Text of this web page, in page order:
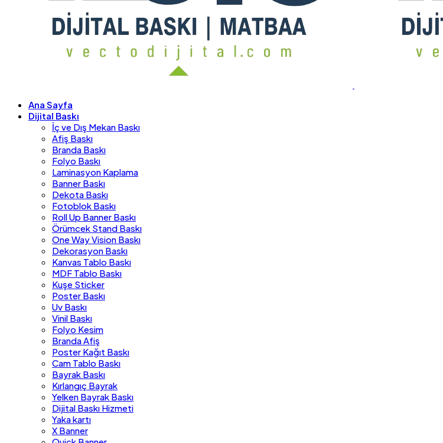
Ana Sayfa
Dijital Baskı
İç ve Dış Mekan Baskı
Afiş Baskı
Branda Baskı
Folyo Baskı
Laminasyon Kaplama
Banner Baskı
Dekota Baskı
Fotoblok Baskı
Roll Up Banner Baskı
Örümcek Stand Baskı
One Way Vision Baskı
Dekorasyon Baskı
Kanvas Tablo Baskı
MDF Tablo Baskı
Kuşe Sticker
Poster Baskı
Uv Baskı
Vinil Baskı
Folyo Kesim
Branda Afiş
Poster Kağıt Baskı
Cam Tablo Baskı
Bayrak Baskı
Kırlangıç Bayrak
Yelken Bayrak Baskı
Dijital Baskı Hizmeti
Yaka kartı
X Banner